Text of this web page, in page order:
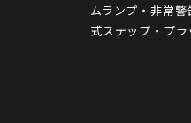
ムランプ・非常
式ステップ・プ